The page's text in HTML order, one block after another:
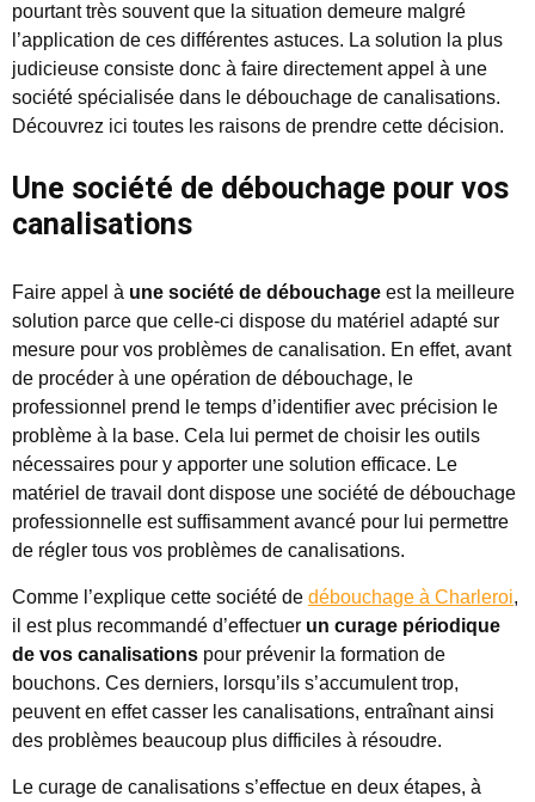
pourtant très souvent que la situation demeure malgré
l’application de ces différentes astuces. La solution la plus
judicieuse consiste donc à faire directement appel à une
société spécialisée dans le débouchage de canalisations.
Découvrez ici toutes les raisons de prendre cette décision.
Une société de débouchage pour vos
canalisations
Faire appel à une société de débouchage est la meilleure
solution parce que celle-ci dispose du matériel adapté sur
mesure pour vos problèmes de canalisation. En effet, avant
de procéder à une opération de débouchage, le
professionnel prend le temps d’identifier avec précision le
problème à la base. Cela lui permet de choisir les outils
nécessaires pour y apporter une solution efficace. Le
matériel de travail dont dispose une société de débouchage
professionnelle est suffisamment avancé pour lui permettre
de régler tous vos problèmes de canalisations.
Comme l’explique cette société de débouchage à Charleroi,
il est plus recommandé d’effectuer un curage périodique
de vos canalisations pour prévenir la formation de
bouchons. Ces derniers, lorsqu’ils s’accumulent trop,
peuvent en effet casser les canalisations, entraînant ainsi
des problèmes beaucoup plus difficiles à résoudre.
Le curage de canalisations s’effectue en deux étapes, à